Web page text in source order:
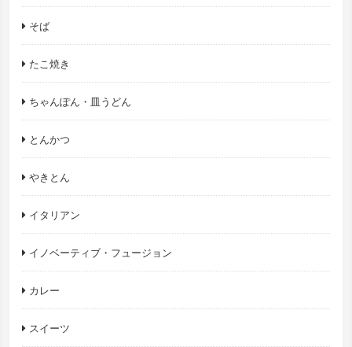
そば
たこ焼き
ちゃんぽん・皿うどん
とんかつ
やきとん
イタリアン
イノベーティブ・フュージョン
カレー
スイーツ